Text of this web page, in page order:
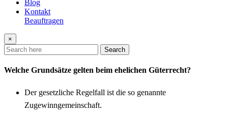
Blog
Kontakt
Beauftragen
×
Search
Welche Grundsätze gelten beim ehelichen Güterrecht?
Der gesetzliche Regelfall ist die so genannte
Zugewinngemeinschaft.